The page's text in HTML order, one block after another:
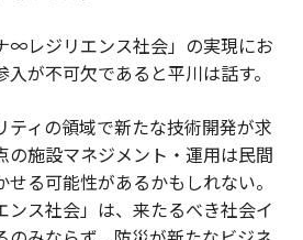
∞レジリエンス社会」の実現にお
が不可欠であると平川は話す。
ティの領域で新たな技術開発が求
の施設マネジメント・運用は民間
る可能性があるかもしれない。
ンス社会」は、来たるべき社会イ